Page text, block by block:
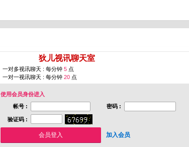
狄儿视讯聊天室
一对多视讯聊天 : 每分钟 5 点
一对一视讯聊天 : 每分钟 20 点
使用会员身份进入
帐号 :
密码 :
验证码 :
加入会员